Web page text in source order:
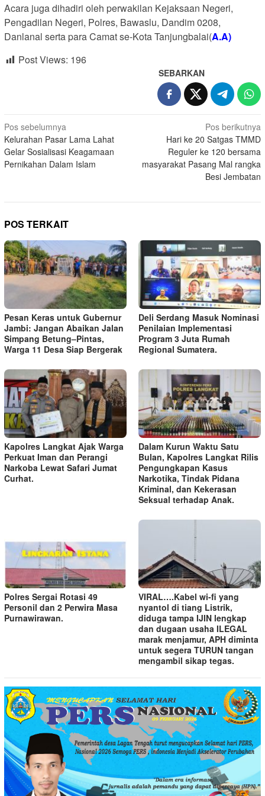
Acara juga dihadiri oleh perwakilan Kejaksaan Negeri,
Pengadilan Negeri, Polres, Bawaslu, Dandim 0208,
Danlanal serta para Camat se-Kota Tanjungbalai(A.A)
Post Views: 196
SEBARKAN
Navigasi
pos
Pos sebelumnya
Kelurahan Pasar Lama Lahat
Gelar Sosialisasi Keagamaan
Pernikahan Dalam Islam
Pos berikutnya
Hari ke 20 Satgas TMMD
Reguler ke 120 bersama
masyarakat Pasang Mal rangka
Besi Jembatan
POS TERKAIT
Pesan Keras untuk Gubernur
Jambi: Jangan Abaikan Jalan
Simpang Betung–Pintas,
Warga 11 Desa Siap Bergerak
Deli Serdang Masuk Nominasi
Penilaian Implementasi
Program 3 Juta Rumah
Regional Sumatera.
Kapolres Langkat Ajak Warga
Perkuat Iman dan Perangi
Narkoba Lewat Safari Jumat
Curhat.
Dalam Kurun Waktu Satu
Bulan, Kapolres Langkat Rilis
Pengungkapan Kasus
Narkotika, Tindak Pidana
Kriminal, dan Kekerasan
Seksual terhadap Anak.
Polres Sergai Rotasi 49
Personil dan 2 Perwira Masa
Purnawirawan.
VIRAL….Kabel wi-fi yang
nyantol di tiang Listrik,
diduga tampa IJIN lengkap
dan dugaan usaha ILEGAL
marak menjamur, APH diminta
untuk segera TURUN tangan
mengambil sikap tegas.